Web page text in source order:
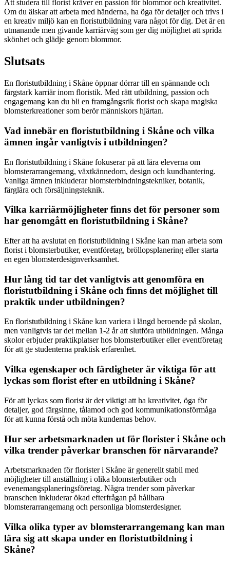
Att studera till florist kräver en passion för blommor och kreativitet.
Om du älskar att arbeta med händerna, ha öga för detaljer och trivs i
en kreativ miljö kan en floristutbildning vara något för dig. Det är en
utmanande men givande karriärväg som ger dig möjlighet att sprida
skönhet och glädje genom blommor.
Slutsats
En floristutbildning i Skåne öppnar dörrar till en spännande och
färgstark karriär inom floristik. Med rätt utbildning, passion och
engagemang kan du bli en framgångsrik florist och skapa magiska
blomsterkreationer som berör människors hjärtan.
Vad innebär en floristutbildning i Skåne och vilka
ämnen ingår vanligtvis i utbildningen?
En floristutbildning i Skåne fokuserar på att lära eleverna om
blomsterarrangemang, växtkännedom, design och kundhantering.
Vanliga ämnen inkluderar blomsterbindningstekniker, botanik,
färglära och försäljningsteknik.
Vilka karriärmöjligheter finns det för personer som
har genomgått en floristutbildning i Skåne?
Efter att ha avslutat en floristutbildning i Skåne kan man arbeta som
florist i blomsterbutiker, eventföretag, bröllopsplanering eller starta
en egen blomsterdesignverksamhet.
Hur lång tid tar det vanligtvis att genomföra en
floristutbildning i Skåne och finns det möjlighet till
praktik under utbildningen?
En floristutbildning i Skåne kan variera i längd beroende på skolan,
men vanligtvis tar det mellan 1-2 år att slutföra utbildningen. Många
skolor erbjuder praktikplatser hos blomsterbutiker eller eventföretag
för att ge studenterna praktisk erfarenhet.
Vilka egenskaper och färdigheter är viktiga för att
lyckas som florist efter en utbildning i Skåne?
För att lyckas som florist är det viktigt att ha kreativitet, öga för
detaljer, god färgsinne, tålamod och god kommunikationsförmåga
för att kunna förstå och möta kundernas behov.
Hur ser arbetsmarknaden ut för florister i Skåne och
vilka trender påverkar branschen för närvarande?
Arbetsmarknaden för florister i Skåne är generellt stabil med
möjligheter till anställning i olika blomsterbutiker och
evenemangsplaneringsföretag. Några trender som påverkar
branschen inkluderar ökad efterfrågan på hållbara
blomsterarrangemang och personliga blomsterdesigner.
Vilka olika typer av blomsterarrangemang kan man
lära sig att skapa under en floristutbildning i
Skåne?